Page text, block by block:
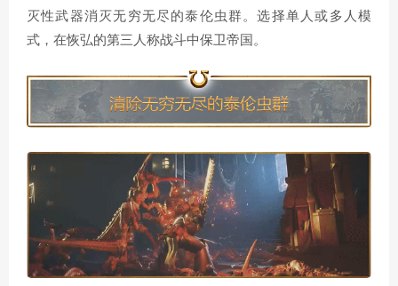
灭性武器消灭无穷无尽的泰伦虫群。选择单人或多人模
式，在恢弘的第三人称战斗中保卫帝国。